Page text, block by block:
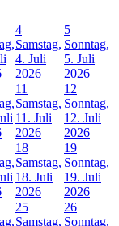
4
Samstag,
4. Juli
2026
5
Sonntag,
5. Juli
2026
11
Samstag,
11. Juli
2026
12
Sonntag,
12. Juli
2026
18
Samstag,
18. Juli
2026
19
Sonntag,
19. Juli
2026
25
Samstag,
26
Sonntag,